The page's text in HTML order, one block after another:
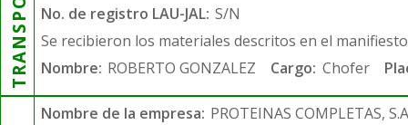
No. de registro LAU-JAL: S/N
Se recibieron los materiales descritos en el
Nombre: ROBERTO GONZALEZ Cargo: Chofer
Nombre de la empresa: PROTEINAS COMPLETAS,